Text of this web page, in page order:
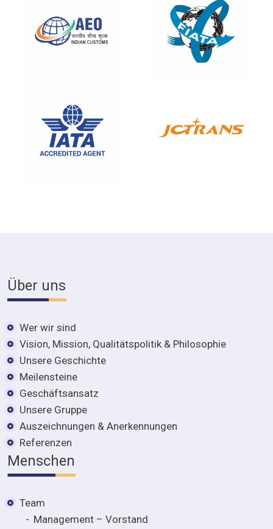
Über uns
Wer wir sind
Vision, Mission, Qualitätspolitik & Philosophie
Unsere Geschichte
Meilensteine
Geschäftsansatz
Unsere Gruppe
Auszeichnungen & Anerkennungen
Referenzen
Menschen
Team
Management – Vorstand